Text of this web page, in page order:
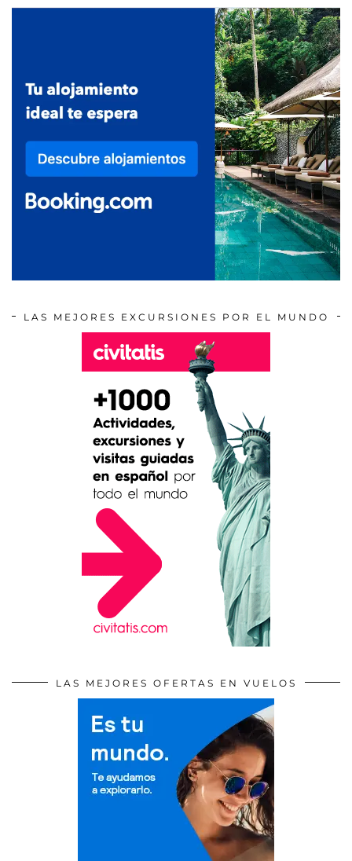
LAS MEJORES EXCURSIONES POR EL MUNDO
LAS MEJORES OFERTAS EN VUELOS